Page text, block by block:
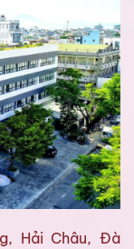
Hải Châu, Đà